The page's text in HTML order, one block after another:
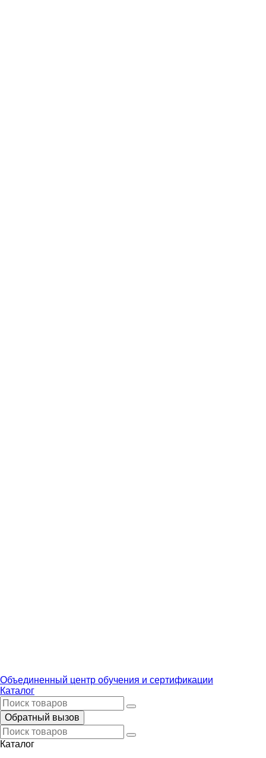
Объединенный центр обучения и сертификации
Каталог
Обратный вызов
Каталог